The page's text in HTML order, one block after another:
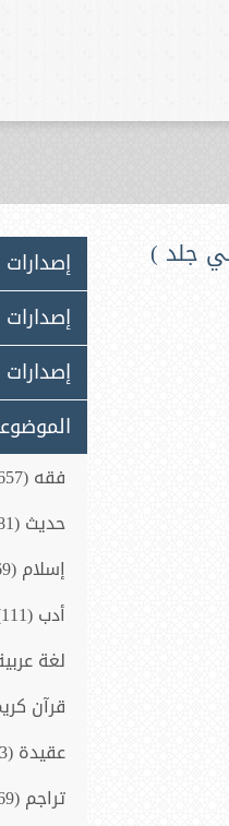
إصدارات
إصدارات
فقه (657)
حديث (281)
إسلام (169)
أدب (111)
لغة عربية
قرآن كريم
عقيدة (93)
تراجم (69)